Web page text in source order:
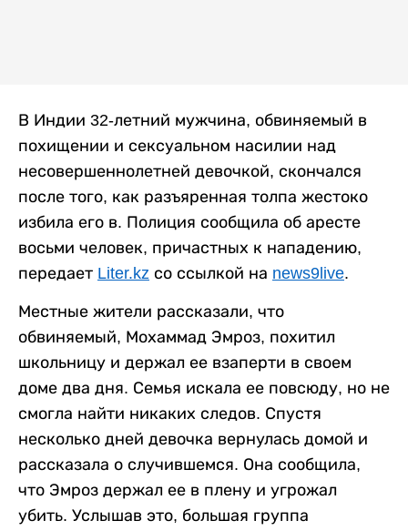
В Индии 32-летний мужчина, обвиняемый в
похищении и сексуальном насилии над
несовершеннолетней девочкой, скончался
после того, как разъяренная толпа жестоко
избила его в. Полиция сообщила об аресте
восьми человек, причастных к нападению,
передает Liter.kz со ссылкой на news9live.
Местные жители рассказали, что
обвиняемый, Мохаммад Эмроз, похитил
школьницу и держал ее взаперти в своем
доме два дня. Семья искала ее повсюду, но не
смогла найти никаких следов. Спустя
несколько дней девочка вернулась домой и
рассказала о случившемся. Она сообщила,
что Эмроз держал ее в плену и угрожал
убить. Услышав это, большая группа